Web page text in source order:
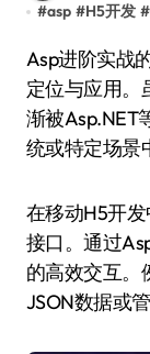
#asp #H5开发 #
Asp进阶实战的核心在于理解其在现代Web开发中的
定位与应用。
渐被Asp.NET
统或特定场景
在移动H5开
接口。通过
的高效交互。
JSON数据或